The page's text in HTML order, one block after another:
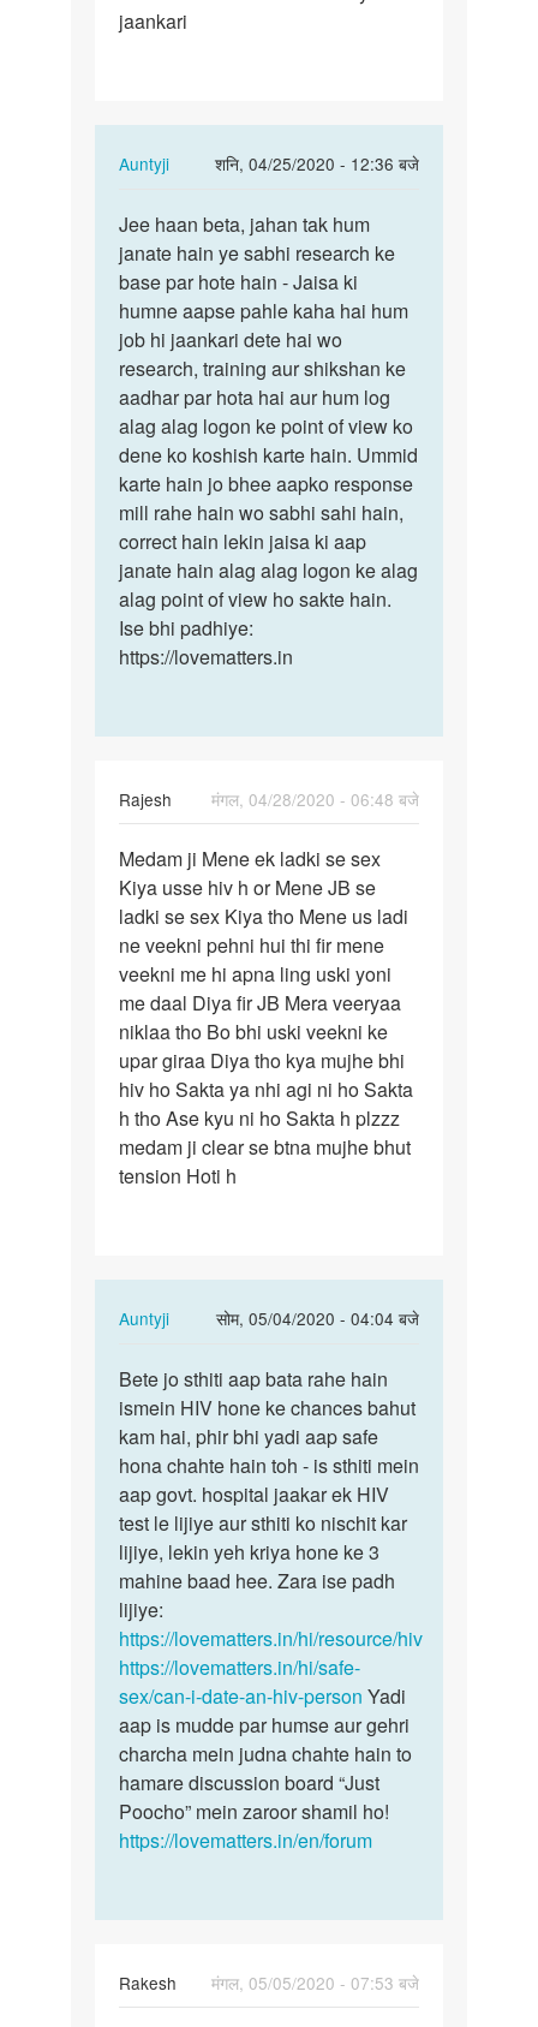
aap
jaankari
Auntyji
शनि, 04/25/2020 - 12:36 बजे
In
to
Aunti
ji
aap
Jo
jaankari…
by
Mandeep
Jee
haan
beta,
jahan
tak
hum…
Jee haan beta, jahan tak hum
janate hain ye sabhi research ke
base par hote hain - Jaisa ki
humne aapse pahle kaha hai hum
job hi jaankari dete hai wo
research, training aur shikshan ke
aadhar par hota hai aur hum log
alag alag logon ke point of view ko
dene ko koshish karte hain. Ummid
karte hain jo bhee aapko response
mill rahe hain wo sabhi sahi hain,
correct hain lekin jaisa ki aap
janate hain alag alag logon ke alag
alag point of view ho sakte hain.
Ise bhi padhiye:
https://lovematters.in
Rajesh
मंगल, 04/28/2020 - 06:48 बजे
Medam
ji
Mene
ek
ladki
se…
Medam ji Mene ek ladki se sex
Kiya usse hiv h or Mene JB se
ladki se sex Kiya tho Mene us ladi
ne veekni pehni hui thi fir mene
veekni me hi apna ling uski yoni
me daal Diya fir JB Mera veeryaa
niklaa tho Bo bhi uski veekni ke
upar giraa Diya tho kya mujhe bhi
hiv ho Sakta ya nhi agi ni ho Sakta
h tho Ase kyu ni ho Sakta h plzzz
medam ji clear se btna mujhe bhut
tension Hoti h
Auntyji
सोम, 05/04/2020 - 04:04 बजे
In
to
Medam
ji
Mene
ek
ladki
se…
by
Bete
jo
sthiti
aap
bata
rahe…
Bete jo sthiti aap bata rahe hain
ismein HIV hone ke chances bahut
kam hai, phir bhi yadi aap safe
hona chahte hain toh - is sthiti mein
aap govt. hospital jaakar ek HIV
test le lijiye aur sthiti ko nischit kar
lijiye, lekin yeh kriya hone ke 3
mahine baad hee. Zara ise padh
lijiye:
https://lovematters.in/hi/resource/hiv
https://lovematters.in/hi/safe-
sex/can-i-date-an-hiv-person Yadi
aap is mudde par humse aur gehri
charcha mein judna chahte hain to
hamare discussion board “Just
Poocho” mein zaroor shamil ho!
https://lovematters.in/en/forum
Rakesh
मंगल, 05/05/2020 - 07:53 बजे